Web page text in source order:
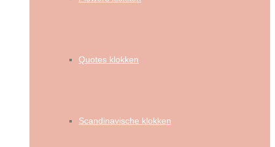
Quotes klokken
Scandinavische klokken